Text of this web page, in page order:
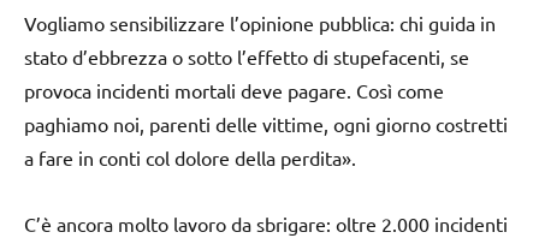
Vogliamo sensibilizzare l’opinione pubblica: chi guida in
stato d’ebbrezza o sotto l’effetto di stupefacenti, se
provoca incidenti mortali deve pagare. Così come
paghiamo noi, parenti delle vittime, ogni giorno costretti
a fare in conti col dolore della perdita».
C’è ancora molto lavoro da sbrigare: oltre 2.000 incidenti